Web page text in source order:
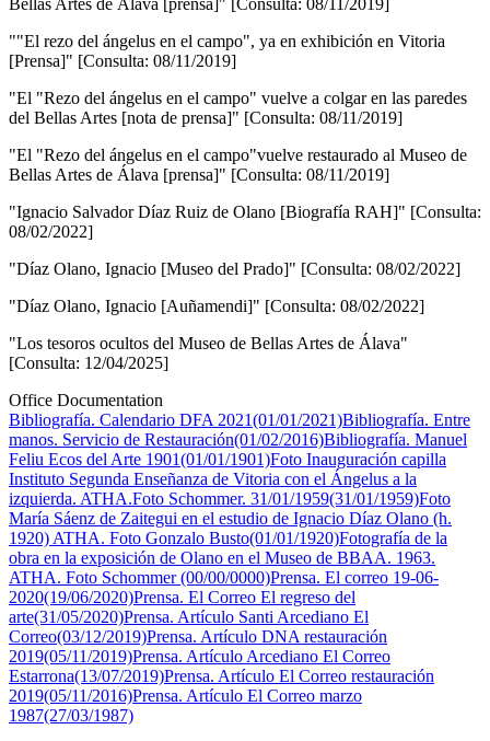
""El rezo del ángelus en el campo", ya en exhibición en Vitoria
[Prensa]" [Consulta: 08/11/2019]
"El "Rezo del ángelus en el campo" vuelve a colgar en las paredes
del Bellas Artes [nota de prensa]" [Consulta: 08/11/2019]
"El "Rezo del ángelus en el campo"vuelve restaurado al Museo de
Bellas Artes de Álava [prensa]" [Consulta: 08/11/2019]
"Ignacio Salvador Díaz Ruiz de Olano [Biografía RAH]" [Consulta:
08/02/2022]
"Díaz Olano, Ignacio [Museo del Prado]" [Consulta: 08/02/2022]
"Díaz Olano, Ignacio [Auñamendi]" [Consulta: 08/02/2022]
"Los tesoros ocultos del Museo de Bellas Artes de Álava"
[Consulta: 12/04/2025]
Office Documentation
Bibliografía. Calendario DFA 2021(01/01/2021)Bibliografía. Entre
manos. Servicio de Restauración(01/02/2016)Bibliografía. Manuel
Feliu Ecos del Arte 1901(01/01/1901)Foto Inauguración capilla
Instituto Segunda Enseñanza de Vitoria con el Ángelus a la
izquierda. ATHA.Foto Schommer. 31/01/1959(31/01/1959)Foto
María Sáenz de Zaitegui en el estudio de Ignacio Díaz Olano (h.
1920) ATHA. Foto Gonzalo Busto(01/01/1920)Fotografía de la
obra en la exposición de Olano en el Museo de BBAA. 1963.
ATHA. Foto Schommer (00/00/0000)Prensa. El correo 19-06-
2020(19/06/2020)Prensa. El Correo El regreso del
arte(31/05/2020)Prensa. Artículo Santi Arcediano El
Correo(03/12/2019)Prensa. Artículo DNA restauración
2019(05/11/2019)Prensa. Artículo Arcediano El Correo
Estarrona(13/07/2019)Prensa. Artículo El Correo restauración
2019(05/11/2016)Prensa. Artículo El Correo marzo
1987(27/03/1987)